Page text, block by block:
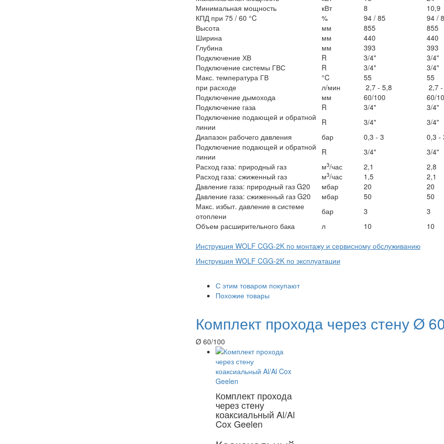
Минимальная мощность
кВт 8
10,9
КПД при 75 / 60 °C
% 94 / 85
94 /
Высота
мм 855
855
Ширина
мм 440
440
Глубина
мм 393
393
Подключение ХВ
R 3/4"
3/4"
Подключение системы ГВС
R 3/4"
3/4"
Макс. температура ГВ
°C 55
55
при расходе
л/мин 2,7 - 5,8
2,7
Подключение дымохода
мм 60/100
60/
Подключение газа
R 3/4"
3/4"
Подключение подающей и обратной
линии
R 3/4"
3/4"
Диапазон рабочего давления
бар 0,3 - 3
0,3 -
Подключение подающей и обратной
линии
R 3/4"
3/4"
Расход газа: природный газ
м3/час 2,1
2,8
Расход газа: сжиженный газ
м3/час 1,5
2,1
Давление газа: природный газ G20
мбар 20
20
Давление газа: сжиженный газ G20
мбар 50
50
Макс. избыт. давление в системе
отоплени
бар 3
3
Объем расширительного бака
л 10
10
Инструкция WOLF CGG-2K по монтажу и сервисному обслуживанию
Инструкция WOLF CGG-2K по эксплуатации
С этим товаром покупают
Похожие товары
Комплект прохода через стену Ø
Ø 60/100
Комплект прохода
через стену
коаксиальный Al/Al
Cox Geelen